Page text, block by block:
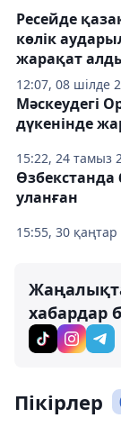
12:07, 08 шілде
Ресейде
көлік
жарақат
15:22, 24 тамыз
Мәскеудегі
дүкенінде
15:55, 30 қаңтар
Өзбекстанда
уланған
хабардар
Пікірлер